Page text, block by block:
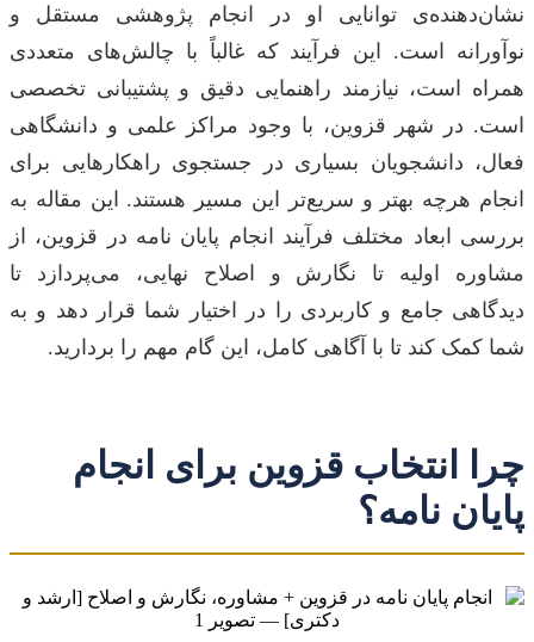
نشان‌دهنده‌ی توانایی او در انجام پژوهشی مستقل و
نوآورانه است. این فرآیند که غالباً با چالش‌های متعددی
همراه است، نیازمند راهنمایی دقیق و پشتیبانی تخصصی
است. در شهر قزوین، با وجود مراکز علمی و دانشگاهی
فعال، دانشجویان بسیاری در جستجوی راهکارهایی برای
انجام هرچه بهتر و سریع‌تر این مسیر هستند. این مقاله به
بررسی ابعاد مختلف فرآیند انجام پایان نامه در قزوین، از
مشاوره اولیه تا نگارش و اصلاح نهایی، می‌پردازد تا
دیدگاهی جامع و کاربردی را در اختیار شما قرار دهد و به
شما کمک کند تا با آگاهی کامل، این گام مهم را بردارید.
چرا انتخاب قزوین برای انجام
پایان نامه؟